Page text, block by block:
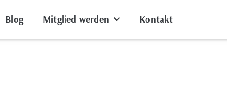
Blog Mitglied werden Kontakt